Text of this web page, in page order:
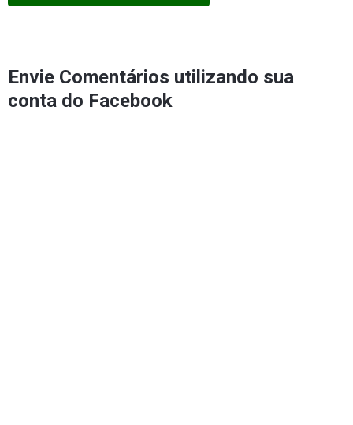
Envie Comentários utilizando sua
conta do Facebook